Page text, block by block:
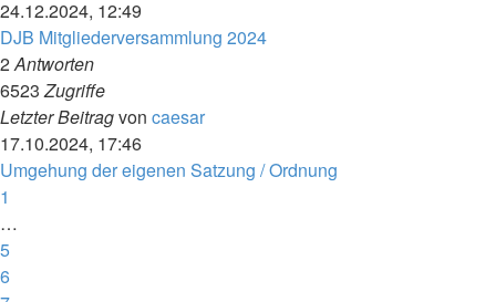
24.12.2024, 12:49
DJB Mitgliederversammlung 2024
2Antworten
6523Zugriffe
Letzter Beitragvon caesar
17.10.2024, 17:46
Umgehung der eigenen Satzung / Ordnung
1
…
5
6